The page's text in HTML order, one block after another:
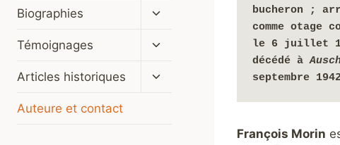
bucheron ;
comme otage
le 6 juillet
décédé à
septembre
François Morin
menu
Biographies
Ouvrir/fermer
menu
Témoignages
Ouvrir/fermer
menu
Articles historiques
Ouvrir/fermer
Auteure et contact